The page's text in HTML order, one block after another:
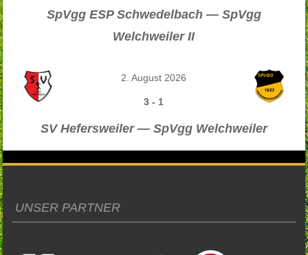
SpVgg ESP Schwedelbach — SpVgg
Welchweiler II
2. August 2026
3 - 1
SV Hefersweiler — SpVgg Welchweiler
UNSER PARTNER